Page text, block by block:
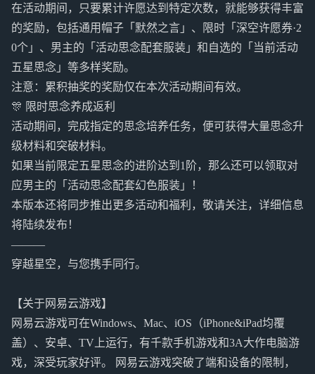
在活动期间，只要累计许愿达到特定次数，就能够获得丰富
的奖励，包括通用帽子「默然之言」、限时「深空许愿券·2
0个」、男主的「活动思念配套服装」和自选的「当前活动
五星思念」等多样奖励。
注意：累积抽奖的奖励仅在本次活动期间有效。
🎊 限时思念养成返利
活动期间，完成指定的思念培养任务，便可获得大量思念升
级材料和突破材料。
如果当前限定五星思念的进阶达到1阶，那么还可以领取对
应男主的「活动思念配套幻色服装」！
本版本还将同步推出更多活动和福利，敬请关注，详细信息
将陆续发布！
———
穿越星空，与您携手同行。
【关于网易云游戏】
网易云游戏可在Windows、Mac、iOS（iPhone&iPad均覆
盖）、安卓、TV上运行，有千款手机游戏和3A大作电脑游
戏，深受玩家好评。 网易云游戏突破了端和设备的限制，